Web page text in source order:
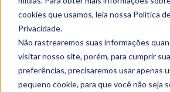
cookies que usamos, leia nossa Política
Privacidade.
Não rastrearemos suas informações
visitar nosso site, porém, para cumprir
preferências, precisaremos usar apenas
pequeno cookie, para que você não seja
No dia 6 de Novembro de 2014, a
oficialmente a Alexa, inteligência
LEIA MAIS